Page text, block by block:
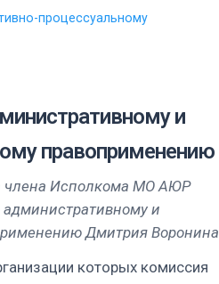
процессуальному
и
правоприменению
члена Исполкома МО АЮР
и
Дмитрия Воронина
которых комиссия